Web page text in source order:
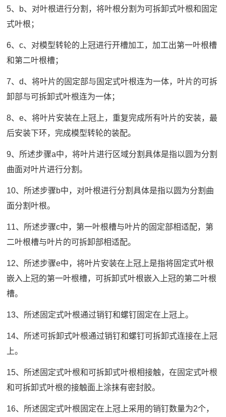
5、b、对叶根进行分割，将叶根分割为可拆卸式叶根和固定
式叶根；
6、c、对模型转轮的上冠进行开槽加工，加工出第一叶根槽
和第二叶根槽；
7、d、将叶片的固定部与固定式叶根连为一体，叶片的可拆
卸部与可拆卸式叶根连为一体；
8、e、将叶片安装在上冠上，重复完成所有叶片的安装，最
后安装下环，完成模型转轮的装配。
9、所述步骤a中，将叶片进行区域分割具体是指以圆为分割
曲面对叶片进行分割。
10、所述步骤b中，对叶根进行分割具体是指以圆为分割曲
面分割叶根。
11、所述步骤c中，第一叶根槽与叶片的固定部相适配，第
二叶根槽与叶片的可拆卸部相适配。
12、所述步骤e中，将叶片安装在上冠上是指将固定式叶根
嵌入上冠的第一叶根槽，可拆卸式叶根嵌入上冠的第二叶根
槽。
13、所述固定式叶根通过销钉和螺钉固定在上冠上。
14、所述可拆卸式叶根通过销钉和螺钉可拆卸式连接在上冠
上。
15、所述固定式叶根和可拆卸式叶根相接触，在固定式叶根
和可拆卸式叶根的接触面上涂抹有密封胶。
16、所述固定式叶根固定在上冠上采用的销钉数量为2个，